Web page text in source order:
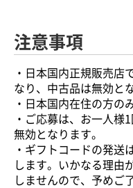
注意事項
・日本国内正規販売店
なり、中古品は無効と
・日本国内在住の方の
・ご応募は、お一人様
無効となります。
・ギフトコードの発送
します。いかなる理由
しませんので、予めご